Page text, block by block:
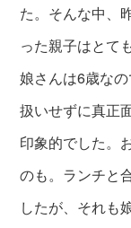
た。そんな中、
った親子はとて
娘さんは6歳な
扱いせずに真正
印象的でした。
のも。ランチと
したが、それも